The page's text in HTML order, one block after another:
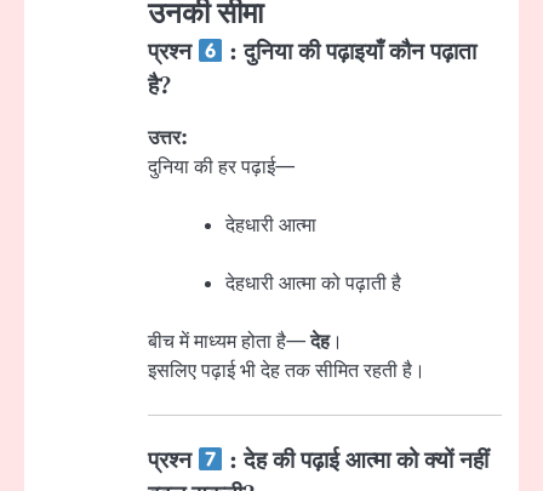
उनकी सीमा
प्रश्न
: दुनिया की पढ़ाइयाँ कौन पढ़ाता
है?
उत्तर:
दुनिया की हर पढ़ाई—
देहधारी आत्मा
देहधारी आत्मा को पढ़ाती है
बीच में माध्यम होता है—देह।
इसलिए पढ़ाई भी देह तक सीमित रहती है।
प्रश्न
: देह की पढ़ाई आत्मा को क्यों नहीं